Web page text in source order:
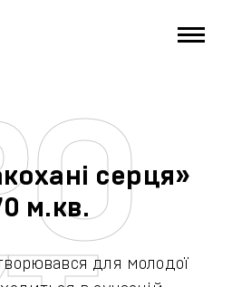
серця»
м.кв.
для молодої